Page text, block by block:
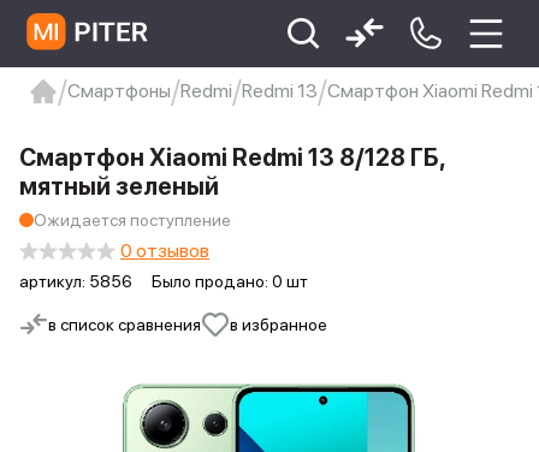
Xiaomi 9 про
xiaomi redmi 12c
Смартфоны Redmi Redmi 13 Смартфон Xiaomi Redmi
в список сравнения в избранное
Смартфон Xiaomi Redmi 13 8/128 ГБ,
мятный зеленый
Ожидается поступление
артикул: 5856 Было продано: 0 шт
0 отзывов